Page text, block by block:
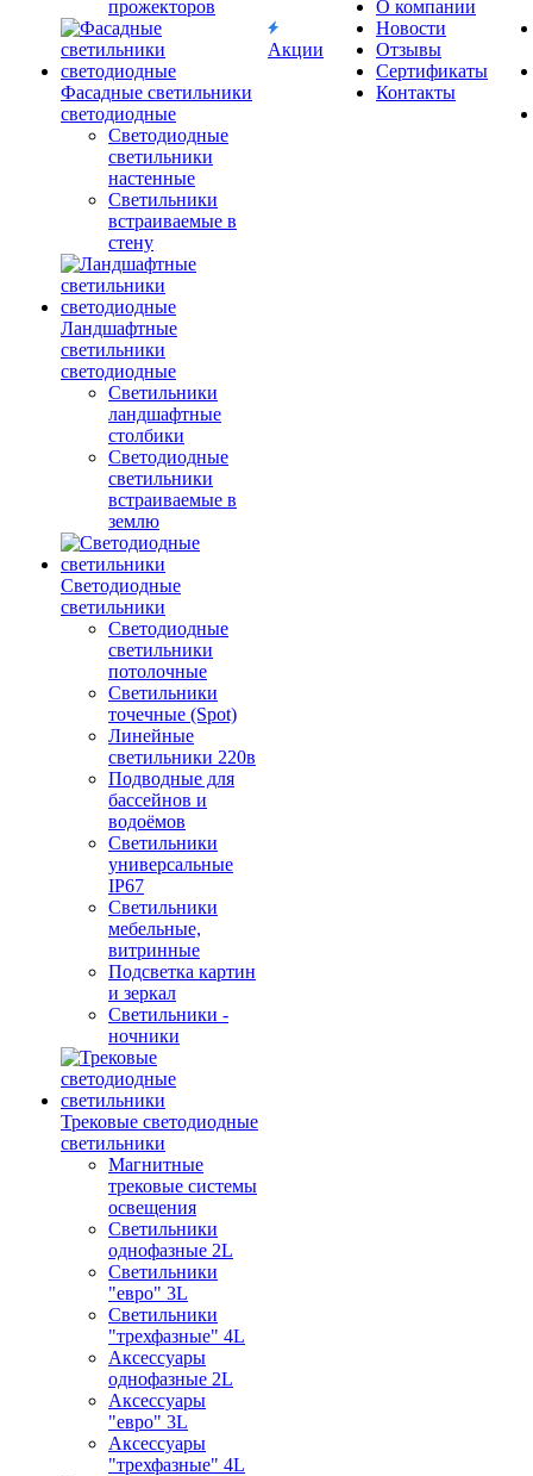
прожекторов
Фасадные светильники
светодиодные
Светодиодные
светильники
настенные
Светильники
встраиваемые в
стену
Ландшафтные
светильники
светодиодные
Светильники
ландшафтные
столбики
Светодиодные
светильники
встраиваемые в
землю
Светодиодные
светильники
Светодиодные
светильники
потолочные
Светильники
точечные (Spot)
Линейные
светильники 220в
Подводные для
бассейнов и
водоёмов
Светильники
универсальные
IP67
Светильники
мебельные,
витринные
Подсветка картин
и зеркал
Светильники -
ночники
Трековые светодиодные
светильники
Магнитные
трековые системы
освещения
Светильники
однофазные 2L
Светильники
"евро" 3L
Светильники
"трехфазные" 4L
Аксессуары
однофазные 2L
Аксессуары
"евро" 3L
Аксессуары
"трехфазные" 4L
Акции
О компании
Новости
Отзывы
Сертификаты
Контакты